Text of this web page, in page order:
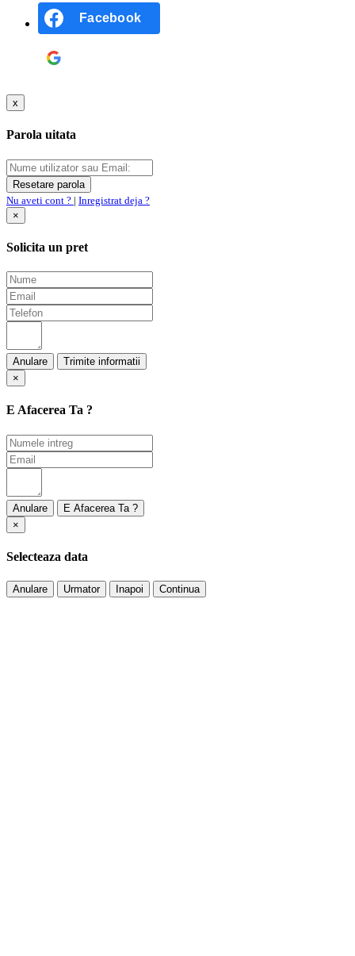
Facebook
x
Parola uitata
Nu aveti cont ? | Inregistrat deja ?
×
Solicita un pret
Anulare
×
E Afacerea Ta ?
Anulare
×
Selecteaza data
Anulare